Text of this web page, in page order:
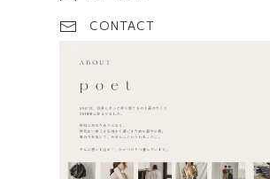
CONTACT